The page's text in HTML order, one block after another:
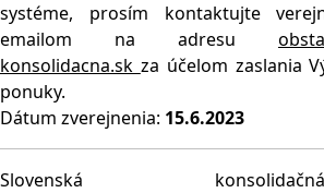
systéme, prosím kontaktujte
emailom na adresu
konsolidacna.sk za účelom zaslania
ponuky.
Dátum zverejnenia: 15.6.2023
Slovenská